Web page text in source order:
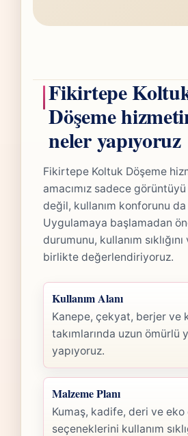
Fikirtepe
Döşeme
neler yapıyoruz
Fikirtepe Koltuk Döşeme
amacımız sadece
değil, kullanım konforunu da
Uygulamaya başlamadan
durumunu, kullanım
birlikte değerlendiriyoruz.
Kullanım Alanı
Kanepe, çekyat, berjer ve
takımlarında uzun ömürlü
yapıyoruz.
Malzeme Planı
Kumaş, kadife, deri ve eko
seçeneklerini kullanım